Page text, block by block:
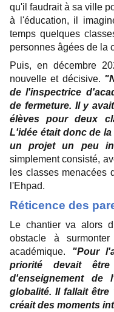
qu'il faudrait à sa ville
à l'éducation, il
temps quelques
personnes âgées de la
Puis, en décembre
nouvelle et décisive.
de l'inspectrice
de fermeture. Il y
élèves pour deux
L'idée était donc de
un projet un peu
simplement consisté,
les classes
l'Ehpad.
Réticence des
Le chantier va alors
obstacle à
académique. "Pour
priorité devait
d'enseignement de
globalité. Il fallait être
créait des moments